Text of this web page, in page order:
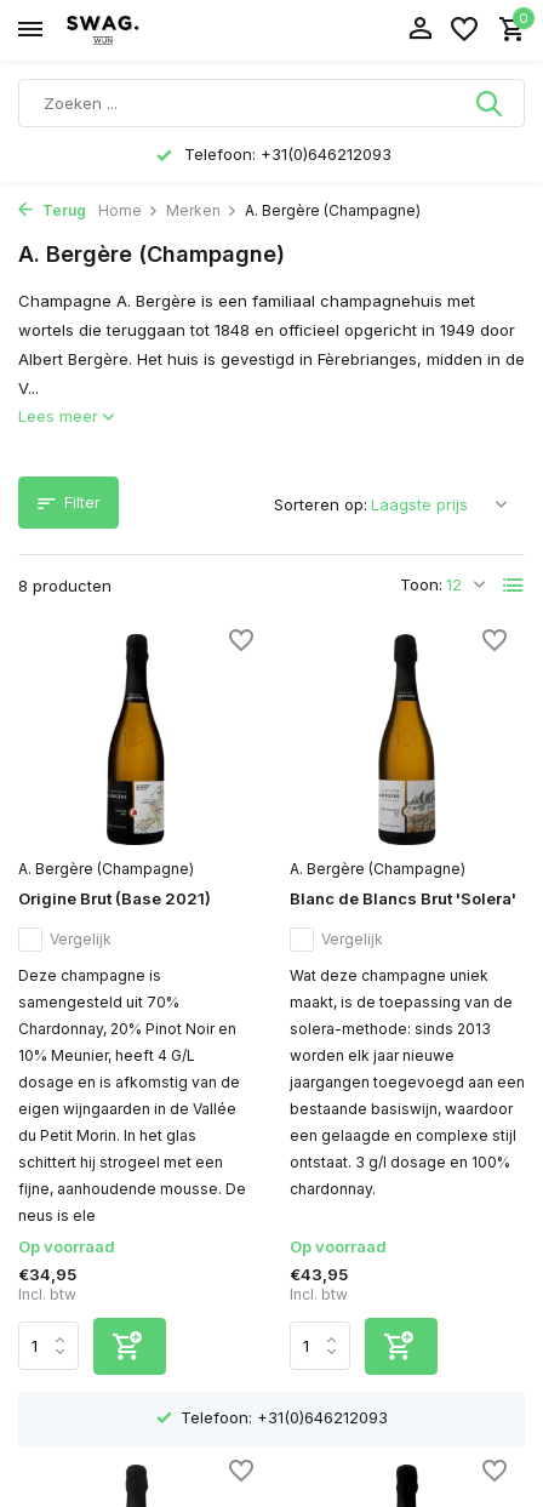
0
Telefoon: +31(0)646212093
Terug Home Merken A. Bergère (Champagne)
A. Bergère (Champagne)
Champagne A. Bergère is een familiaal champagnehuis met
wortels die teruggaan tot 1848 en officieel opgericht in 1949 door
Albert Bergère. Het huis is gevestigd in Fèrebrianges, midden in de
V...
Lees meer
Filter
8 producten Toon:
Sorteren op:
A. Bergère (Champagne)
Origine Brut (Base 2021)
Vergelijk
Deze champagne is
samengesteld uit 70%
Chardonnay, 20% Pinot Noir en
10% Meunier, heeft 4 G/L
dosage en is afkomstig van de
eigen wijngaarden in de Vallée
du Petit Morin. In het glas
schittert hij strogeel met een
fijne, aanhoudende mousse. De
neus is ele
Op voorraad
€34,95
Incl. btw
A. Bergère (Champagne)
Blanc de Blancs Brut 'Solera'
Vergelijk
Wat deze champagne uniek
maakt, is de toepassing van de
solera-methode: sinds 2013
worden elk jaar nieuwe
jaargangen toegevoegd aan een
bestaande basiswijn, waardoor
een gelaagde en complexe stijl
ontstaat. 3 g/l dosage en 100%
chardonnay.
Op voorraad
€43,95
Incl. btw
Telefoon: +31(0)646212093